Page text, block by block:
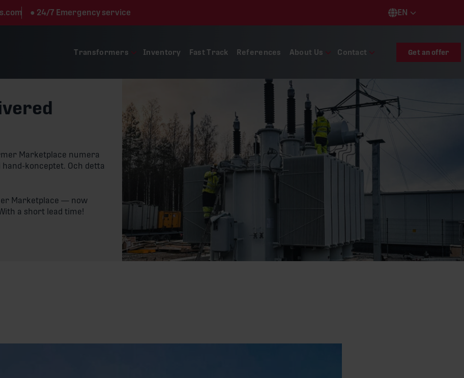
● 24/7 Emergency service EN
Languages
Transformers Inventory Fast Track References About Us Contact Get an offer
Marketplace numera
konceptet. Och detta
Marketplace — now
a short lead time!